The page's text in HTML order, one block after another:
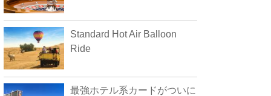
Standard Hot Air Balloon
Ride
最強ホテル系カードがついに